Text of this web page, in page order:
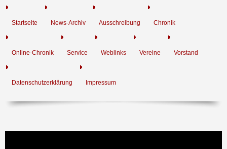
Startseite News-Archiv Ausschreibung Chronik
Online-Chronik Service Weblinks Vereine Vorstand
Datenschutzerklärung Impressum